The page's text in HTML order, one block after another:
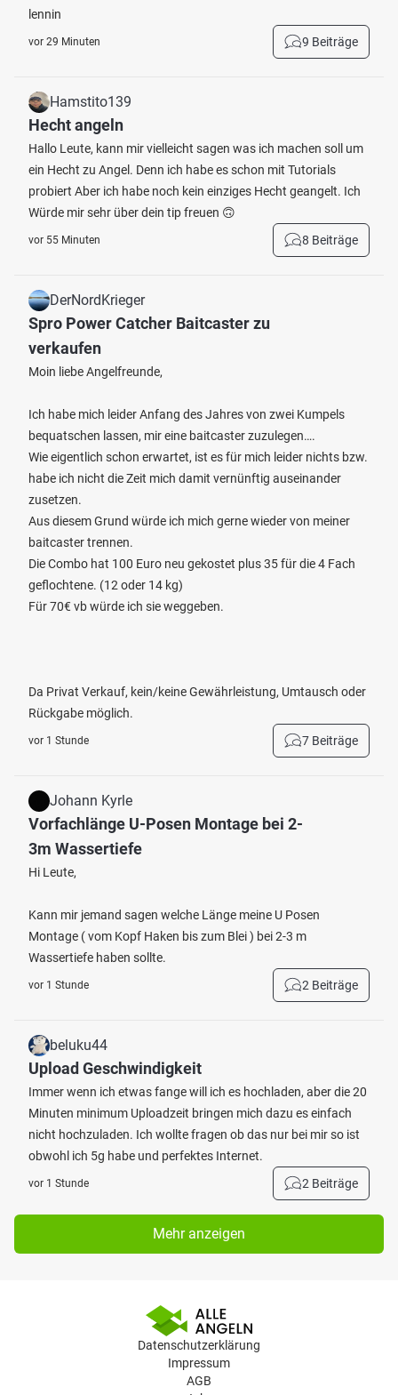
lennin
vor 29 Minuten 9 Beiträge
Hamstito139
Hecht angeln
Hallo Leute, kann mir vielleicht sagen was ich machen soll um
ein Hecht zu Angel. Denn ich habe es schon mit Tutorials
probiert Aber ich habe noch kein einziges Hecht geangelt. Ich
Würde mir sehr über dein tip freuen 🙃
vor 55 Minuten 8 Beiträge
DerNordKrieger
Spro Power Catcher Baitcaster zu
verkaufen
Moin liebe Angelfreunde,
Ich habe mich leider Anfang des Jahres von zwei Kumpels
bequatschen lassen, mir eine baitcaster zuzulegen….
Wie eigentlich schon erwartet, ist es für mich leider nichts bzw.
habe ich nicht die Zeit mich damit vernünftig auseinander
zusetzen.
Aus diesem Grund würde ich mich gerne wieder von meiner
baitcaster trennen.
Die Combo hat 100 Euro neu gekostet plus 35 für die 4 Fach
geflochtene. (12 oder 14 kg)
Für 70€ vb würde ich sie weggeben.
Da Privat Verkauf, kein/keine Gewährleistung, Umtausch oder
Rückgabe möglich.
vor 1 Stunde 7 Beiträge
Johann Kyrle
Vorfachlänge U-Posen Montage bei 2-
3m Wassertiefe
Hi Leute,
Kann mir jemand sagen welche Länge meine U Posen
Montage ( vom Kopf Haken bis zum Blei ) bei 2-3 m
Wassertiefe haben sollte.
vor 1 Stunde 2 Beiträge
beluku44
Upload Geschwindigkeit
Immer wenn ich etwas fange will ich es hochladen, aber die 20
Minuten minimum Uploadzeit bringen mich dazu es einfach
nicht hochzuladen. Ich wollte fragen ob das nur bei mir so ist
obwohl ich 5g habe und perfektes Internet.
vor 1 Stunde 2 Beiträge
Mehr anzeigen
Datenschutzerklärung
Impressum
AGB